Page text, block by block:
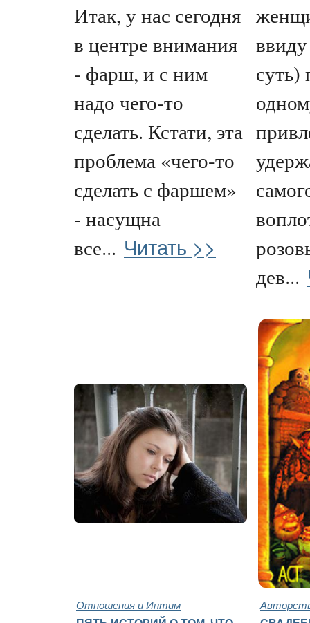
Итак, у нас сегодня
в центре внимания
- фарш, и с ним
надо чего-то
сделать. Кстати, эта
проблема «чего-то
сделать с фаршем»
- насущна
все... Читать >>
суть)
дев...
Отношения и Интим